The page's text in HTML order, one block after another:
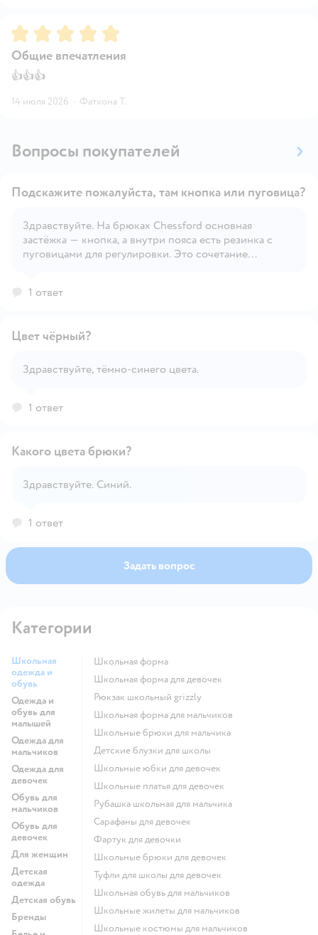
Рейтинг:5
Общие впечатления
👍👍👍
14 июля 2026 · Фатхона Т.
Вопросы покупателей
Открыть вопрос
Подскажите пожалуйста, там кнопка или пуговица?
Здравствуйте. На брюках Chessford основная
застёжка — кнопка, а внутри пояса есть резинка с
пуговицами для регулировки. Это сочетание
1 ответ
Открыть вопрос
Цвет чёрный?
Здравствуйте, тёмно-синего цвета.
1 ответ
Какого цвета брюки?
Здравствуйте. Синий.
1 ответ
Задать вопрос
Категории
Школьная
одежда и
обувь
Одежда и
обувь для
малышей
Одежда для
мальчиков
Одежда для
девочек
Обувь для
мальчиков
Обувь для
девочек
Для женщин
Детская
одежда
Детская обувь
Бренды
Школьная форма
Школьная форма для девочек
Рюкзак школьный grizzly
Школьная форма для мальчиков
Школьные брюки для мальчика
Детские блузки для школы
Школьные юбки для девочек
Школьные платья для девочек
Рубашка школьная для мальчика
Сарафаны для девочек
Фартук для девочки
Школьные брюки для девочек
Туфли для школы для девочек
Школьная обувь для мальчиков
Школьные жилеты для мальчиков
Школьные костюмы для мальчиков